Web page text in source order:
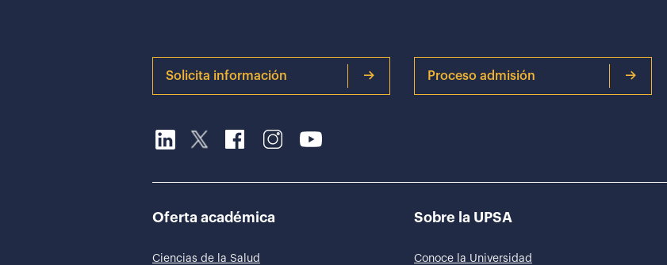
Solicita información Proceso admisión
Oferta académica
Ciencias de la Salud
Sobre la UPSA
Conoce la Universidad